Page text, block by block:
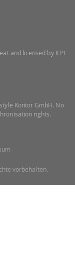
and licensed by IFPI
Kontor GmbH. No
rights.
vorbehalten.